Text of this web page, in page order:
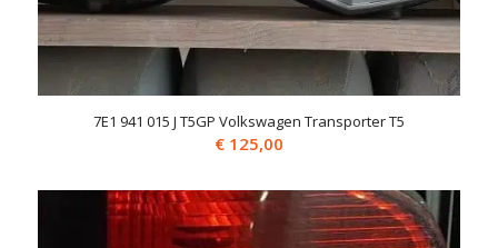
7E1 941 015 J T5GP Volkswagen Transporter T5
€125,00